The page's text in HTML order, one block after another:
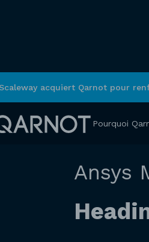
acquiert Qarnot pour
Pourquoi
Simulation
Ansys